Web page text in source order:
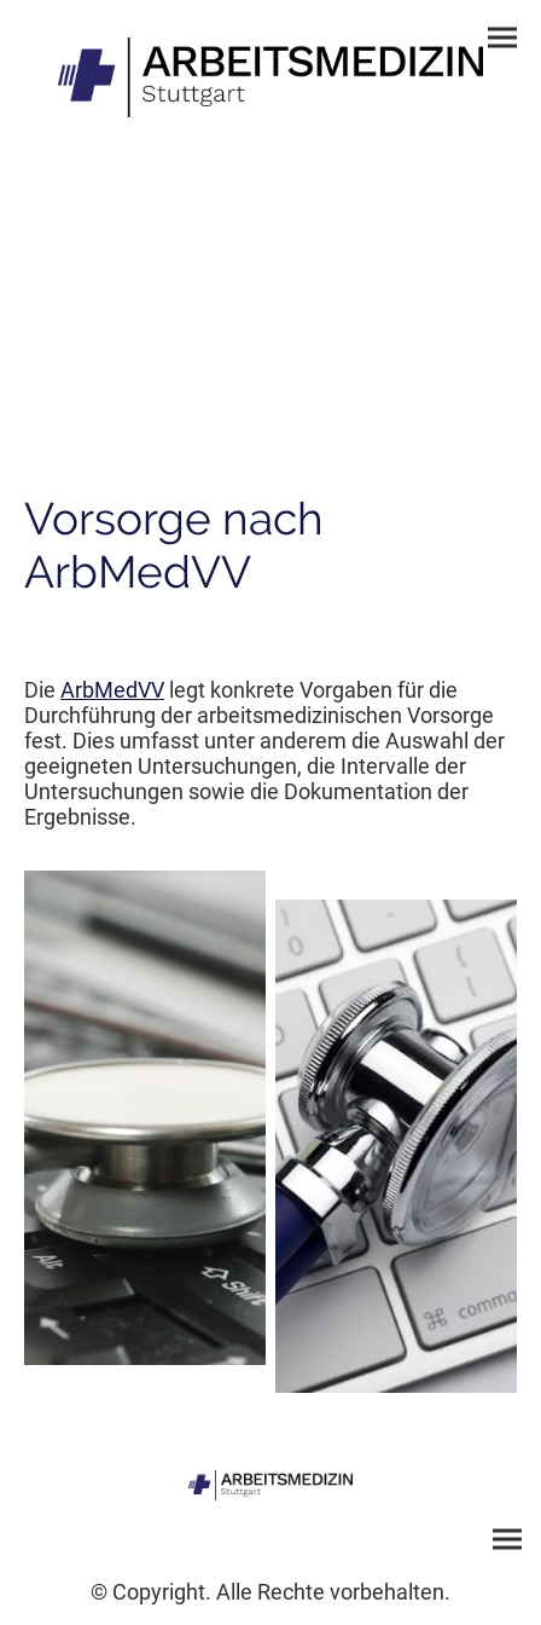
Vorsorge nach
ArbMedVV
Die ArbMedVV legt konkrete Vorgaben für die
Durchführung der arbeitsmedizinischen Vorsorge
fest. Dies umfasst unter anderem die Auswahl der
geeigneten Untersuchungen, die Intervalle der
Untersuchungen sowie die Dokumentation der
Ergebnisse.
© Copyright. Alle Rechte vorbehalten.